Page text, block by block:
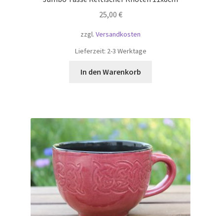
25,00 €
zzgl. Versandkosten
Lieferzeit: 2-3 Werktage
In den Warenkorb